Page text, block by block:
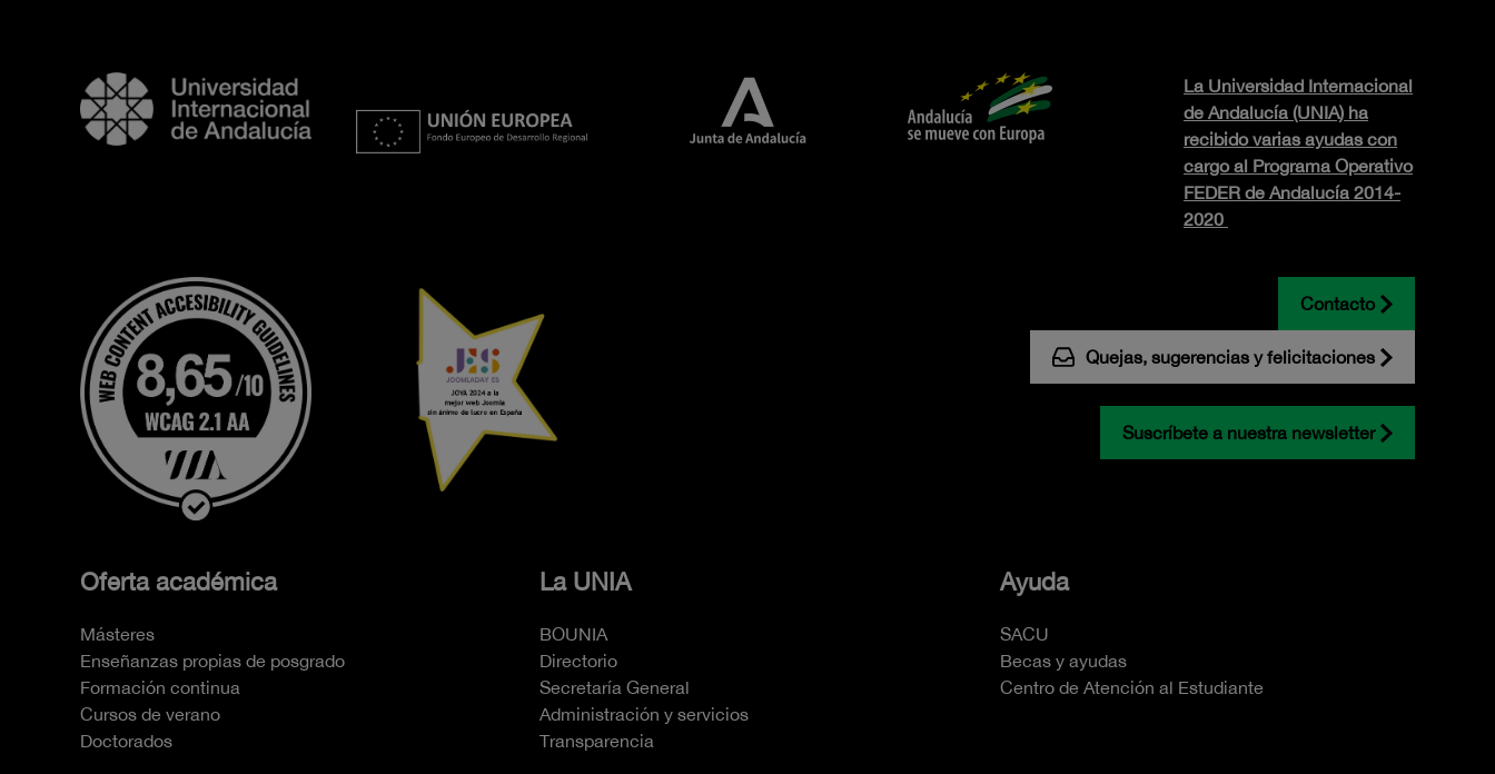
La Universidad Internacional
de Andalucía (UNIA) ha
recibido varias ayudas con
cargo al Programa Operativo
FEDER de Andalucía 2014-
2020
Contacto
Quejas, sugerencias y felicitaciones
Suscríbete a nuestra newsletter
Oferta académica
Másteres
Enseñanzas propias de posgrado
Formación continua
Cursos de verano
Doctorados
La UNIA
BOUNIA
Directorio
Secretaría General
Administración y servicios
Transparencia
Ayuda
SACU
Becas y ayudas
Centro de Atención al Estudiante